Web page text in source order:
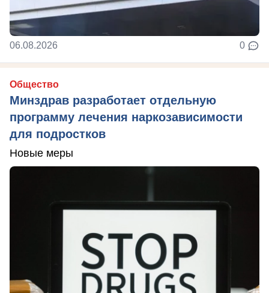
06.08.2026 0
Общество
Минздрав разработает отдельную
программу лечения наркозависимости
для подростков
Новые меры